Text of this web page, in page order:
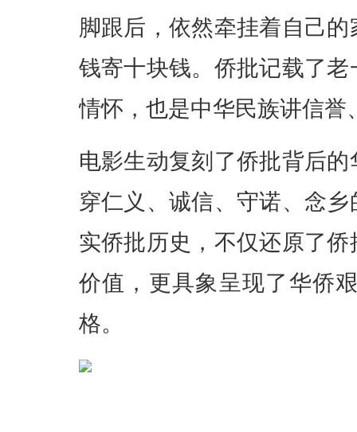
脚跟后，依然牵挂着自己
钱寄十块钱。侨批记载了
情怀，也是中华民族讲信誉
电影生动复刻了侨批背后
穿仁义、诚信、守诺、念
实侨批历史，不仅还原了
价值，更具象呈现了华侨
格。